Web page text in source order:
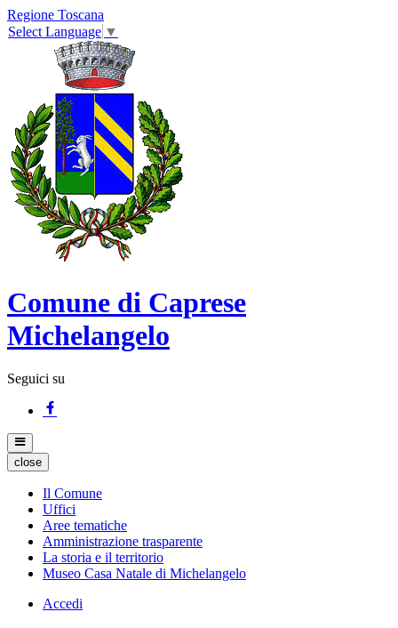
Regione Toscana
Select Language ▼
Comune di Caprese
Michelangelo
Seguici su
close
Il Comune
Uffici
Aree tematiche
Amministrazione trasparente
La storia e il territorio
Museo Casa Natale di Michelangelo
Accedi